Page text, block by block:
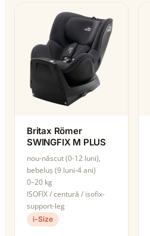
Britax Römer
SWINGFIX M PLUS
nou-născut (0-12 luni),
bebeluș (9 luni-4 ani)
0–20 kg
ISOFIX / centură / isofix-
support-leg
i-Size